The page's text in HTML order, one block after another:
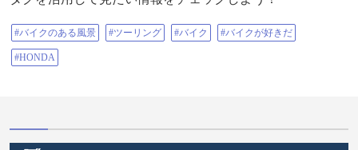
#バイクのある風景 #ツーリング #バイク #バイクが好きだ
#HONDA